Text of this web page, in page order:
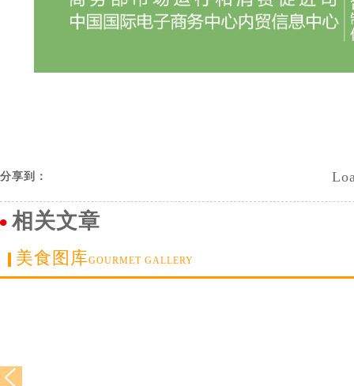
分享到：
相关文章
美食图库GOURMET GALLERY